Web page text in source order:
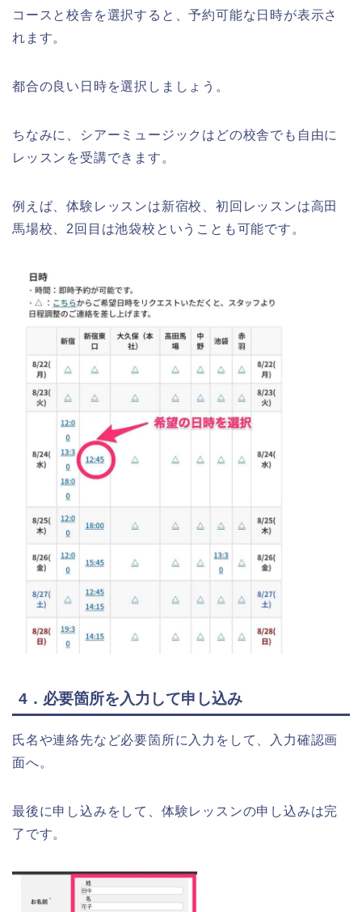
コースと校舎を選択すると、予約可能な日時が表示さ
れます。
都合の良い日時を選択しましょう。
ちなみに、シアーミュージックはどの校舎でも自由に
レッスンを受講できます。
例えば、体験レッスンは新宿校、初回レッスンは高田
馬場校、2回目は池袋校ということも可能です。
4．必要箇所を入力して申し込み
氏名や連絡先など必要箇所に入力をして、入力確認画
面へ。
最後に申し込みをして、体験レッスンの申し込みは完
了です。